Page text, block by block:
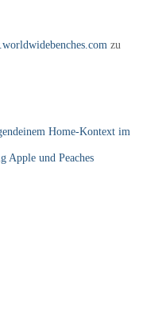
zu
Home-Kontext im
Apple und Peaches